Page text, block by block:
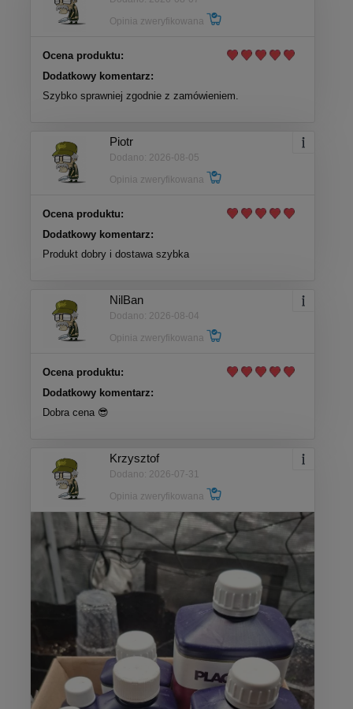
Opinia zweryfikowana
Ocena produktu:
Dodatkowy komentarz:
Szybko sprawniej zgodnie z zamówieniem.
Piotr
Dodano: 2026-08-05
Opinia zweryfikowana
Ocena produktu:
Dodatkowy komentarz:
Produkt dobry i dostawa szybka
NilBan
Dodano: 2026-08-04
Opinia zweryfikowana
Ocena produktu:
Dodatkowy komentarz:
Dobra cena 😎
Krzysztof
Dodano: 2026-07-31
Opinia zweryfikowana